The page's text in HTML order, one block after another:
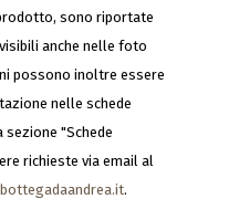
sono riportate
anche nelle foto
possono inoltre essere
nelle schede
"Schede
richieste via email al
.